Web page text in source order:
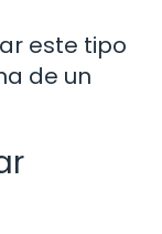
este tipo
de un